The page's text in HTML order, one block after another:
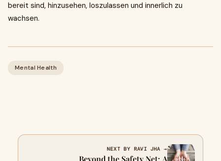
bereit sind, hinzusehen, loszulassen und innerlich zu
wachsen.
Mental Health
NEXT BY RAVI JHA →
Beyond the Safety Net: A